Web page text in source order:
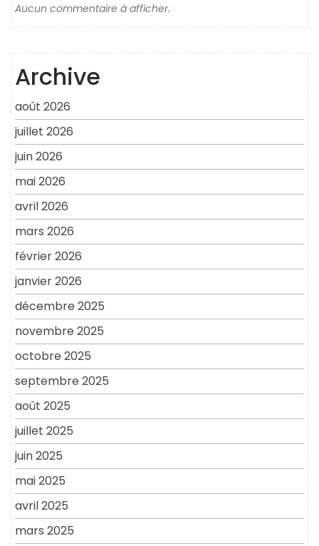
Aucun commentaire à afficher.
Archive
août 2026
juillet 2026
juin 2026
mai 2026
avril 2026
mars 2026
février 2026
janvier 2026
décembre 2025
novembre 2025
octobre 2025
septembre 2025
août 2025
juillet 2025
juin 2025
mai 2025
avril 2025
mars 2025